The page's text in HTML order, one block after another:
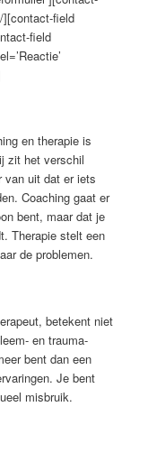
][contact-field
field
en therapie is
zit het verschil
van uit dat er iets
Coaching gaat er
bent, maar dat je
Therapie stelt een
de problemen.
betekent niet
en trauma-
bent dan een
Je bent
misbruik.